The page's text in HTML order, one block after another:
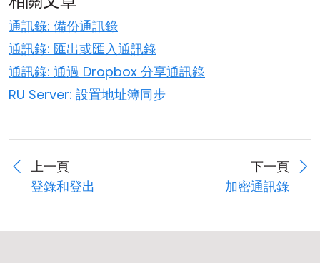
通訊錄: 備份通訊錄
通訊錄: 匯出或匯入通訊錄
通訊錄: 通過 Dropbox 分享通訊錄
RU Server: 設置地址簿同步
上一頁
登錄和登出
下一頁
加密通訊錄